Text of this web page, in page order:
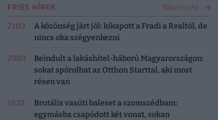
FRISS HÍREK Több friss hír
21:03
A közönség járt jól: kikapott a Fradi a Realtól, de
nincs oka szégyenkezni
20:03
Beindult a lakáshitel-háború Magyarországon:
sokat spórolhat az Otthon Starttal, aki most
résen van
19:32
Brutális vasúti baleset a szomszédbam:
egymásba csapódott két vonat, sokan